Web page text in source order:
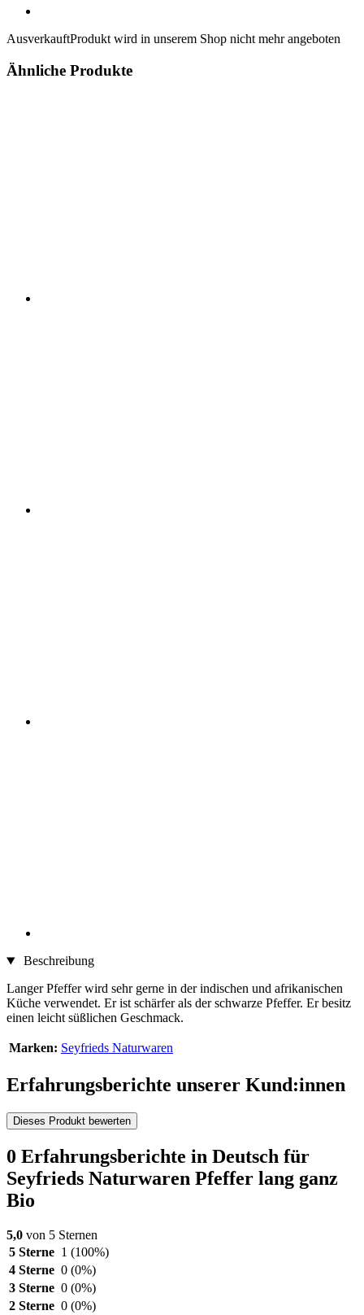
AusverkauftProdukt wird in unserem Shop nicht mehr angeboten
Ähnliche Produkte
Beschreibung
Langer Pfeffer wird sehr gerne in der indischen und afrikanischen
Küche verwendet. Er ist schärfer als der schwarze Pfeffer. Er besitz
einen leicht süßlichen Geschmack.
Marken: Seyfrieds Naturwaren
Erfahrungsberichte unserer Kund:innen
Dieses Produkt bewerten
0 Erfahrungsberichte in Deutsch für
Seyfrieds Naturwaren Pfeffer lang ganz
Bio
5,0 von 5 Sternen
5 Sterne 1 (100%)
4 Sterne 0 (0%)
3 Sterne 0 (0%)
2 Sterne 0 (0%)